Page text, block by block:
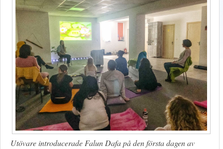
Utövare introducerade Falun Dafa på den första dagen av